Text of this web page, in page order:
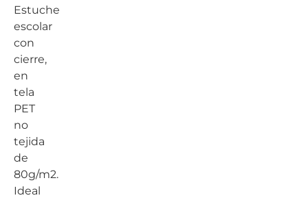
Estuche
escolar
con
cierre,
en
tela
PET
no
tejida
de
80g/m2.
Ideal